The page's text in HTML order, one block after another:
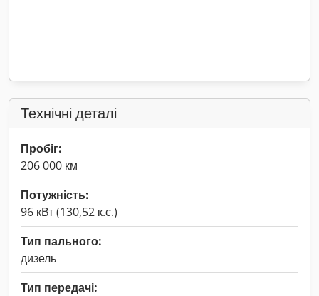
Технічні деталі
Пробіг:
206 000 км
Потужність:
96 кВт (130,52 к.с.)
Тип пального:
дизель
Тип передачі: